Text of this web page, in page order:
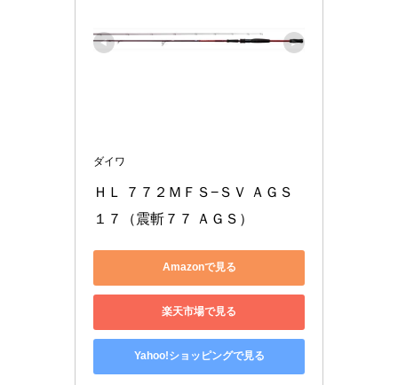
ダイワ
ＨＬ ７７２ＭＦＳ−ＳＶ ＡＧＳ
１７（震斬７７ ＡＧＳ）
Amazonで見る
楽天市場で見る
Yahoo!ショッピングで見る